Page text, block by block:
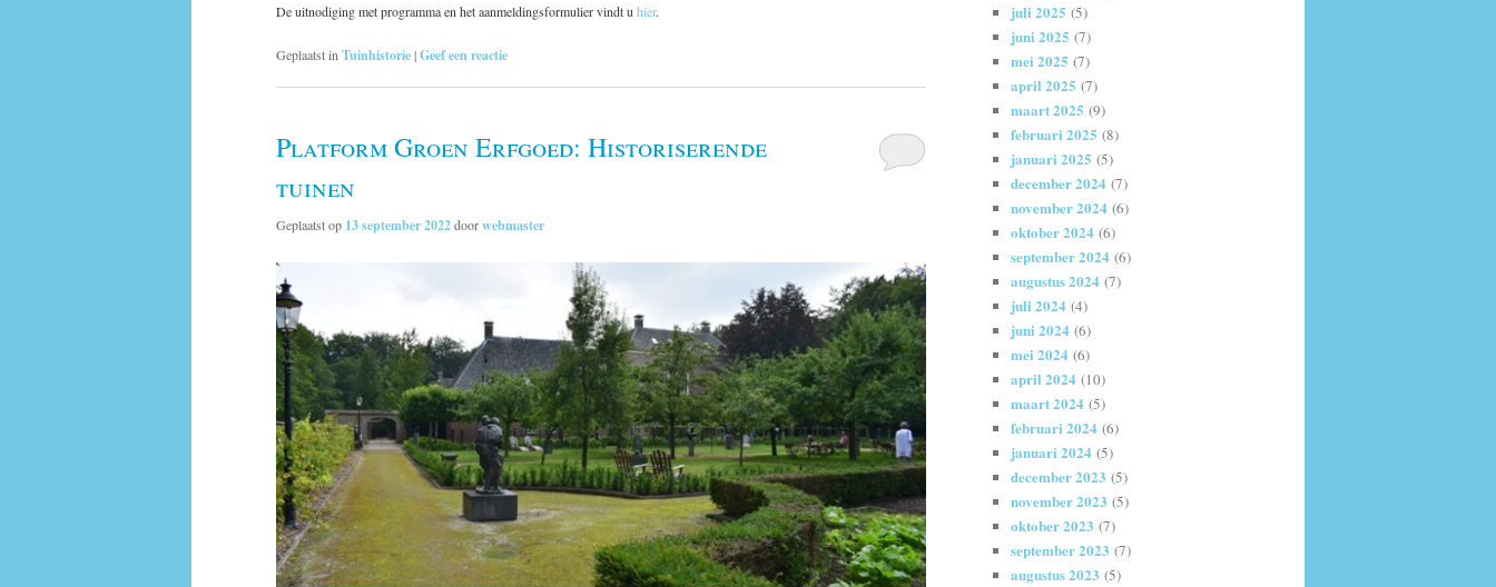
De uitnodiging met programma en het aanmeldingsformulier vindt u hier.
Geplaatst in Tuinhistorie|Geef een reactie
Platform Groen Erfgoed: Historiserende
tuinen
Geplaatst op 13 september 2022doorwebmaster
juli 2025 (5)
juni 2025 (7)
mei 2025 (7)
april 2025 (7)
maart 2025 (9)
februari 2025 (8)
januari 2025 (5)
december 2024 (7)
november 2024 (6)
oktober 2024 (6)
september 2024 (6)
augustus 2024 (7)
juli 2024 (4)
juni 2024 (6)
mei 2024 (6)
april 2024 (10)
maart 2024 (5)
februari 2024 (6)
januari 2024 (5)
december 2023 (5)
november 2023 (5)
oktober 2023 (7)
september 2023 (7)
augustus 2023 (5)